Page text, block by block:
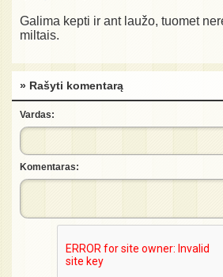
Galima kepti ir ant laužo, tuomet
miltais.
» Rašyti komentarą
Vardas:
Komentaras: